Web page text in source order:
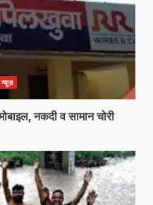
नकदी व सामान चोरी